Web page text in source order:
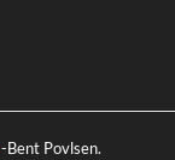
-Bent Povlsen.